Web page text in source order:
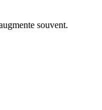
souvent.